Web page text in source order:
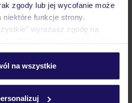
zgody lub jej wycofanie może
niektóre funkcje strony.
wyrażasz zgodę na
wchodząc w zakładkę
o plikach cookie znajdziesz
na wszystkie